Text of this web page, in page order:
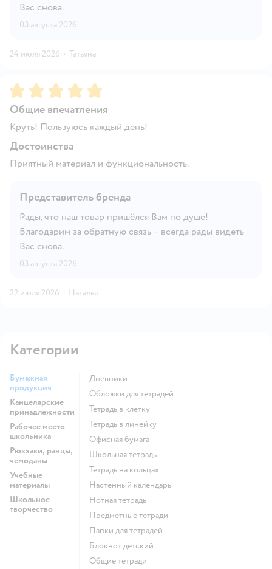
Вас снова.
03 августа 2026
24 июля 2026 · Татьяна
Рейтинг:5
Общие впечатления
Круть! Пользуюсь каждый день!
Достоинства
Приятный материал и функциональность.
Представитель бренда
Рады, что наш товар пришёлся Вам по душе!
Благодарим за обратную связь – всегда рады видеть
Вас снова.
03 августа 2026
22 июля 2026 · Наталья
Категории
Бумажная
продукция
Канцелярские
принадлежности
Рабочее место
школьника
Рюкзаки, ранцы,
чемоданы
Учебные
материалы
Школьное
творчество
Дневники
Обложки для тетрадей
Тетрадь в клетку
Тетрадь в линейку
Офисная бумага
Школьная тетрадь
Тетрадь на кольцах
Настенный календарь
Нотная тетрадь
Предметные тетради
Папки для тетрадей
Блокнот детский
Общие тетради